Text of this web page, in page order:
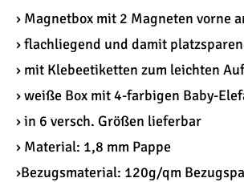
› Magnetbox mit 2 Magneten vorne
› flachliegend und damit
› mit Klebeetiketten zum leichten
› weiße Box mit 4-farbigen Baby-
› in 6 versch. Größen lieferbar
› Material: 1,8 mm Pappe
›Bezugsmaterial: 120g/qm